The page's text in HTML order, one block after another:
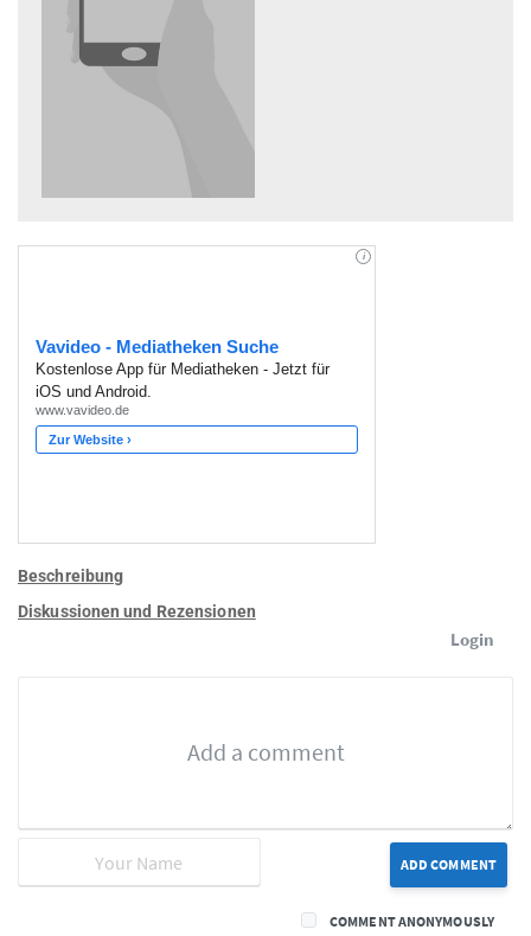
Beschreibung
Diskussionen und Rezensionen
Login
ADD COMMENT
COMMENT ANONYMOUSLY